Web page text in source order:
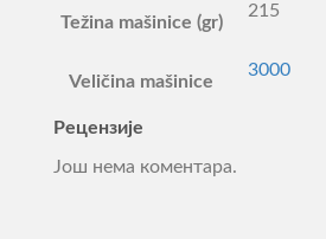
Težina mašinice (gr)
215
Veličina mašinice
3000
Рецензије
Још нема коментара.